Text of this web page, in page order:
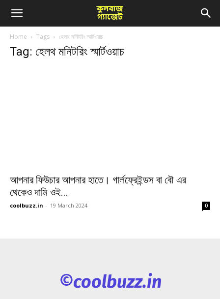
COOLBUZZ
Home Tags হেলথ মনিটরিং স্মার্টওয়াচ
Tag: হেলথ মনিটরিং স্মার্টওয়াচ
আপনার ফিউচার আপনার হাতে। গার্লফ্রেইন্ডস বা বৌ এর
থেকেও দামি ওই...
coolbuzz.in - 19 March 2024 0
©coolbuzz.in